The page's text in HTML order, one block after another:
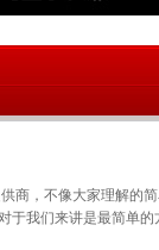
商，不像大家理解的简
于我们来讲是最简单的